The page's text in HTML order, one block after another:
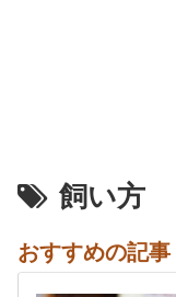
飼い方
おすすめの記事